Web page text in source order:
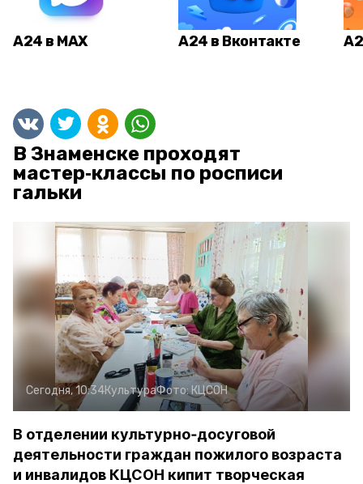
А24 в MAX А24 в Вконтакте
В Знаменске проходят
мастер‑классы по росписи
гальки
Сегодня, 10:34КультураФото:КЦСОН
В отделении культурно‑досуговой
деятельности граждан пожилого возраста
и инвалидов КЦСОН кипит творческая